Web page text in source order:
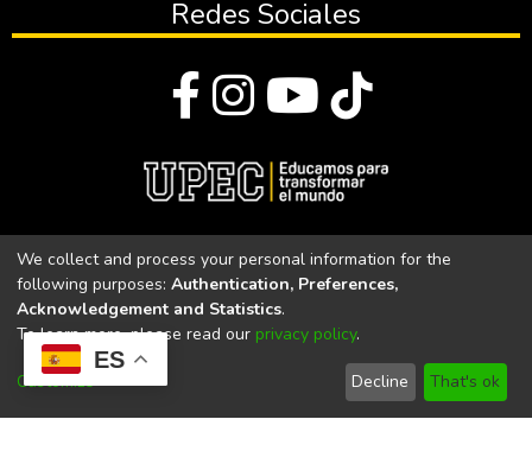
ES
Redes Sociales
Universidad Politécnica Estatal del Carchi
Universidad Politécnica Estatal del Carchi | Acreditada por el
CACES Resolución N°. 160-SE-33-CACES-2020
We collect and process your personal information for the
following purposes: Authentication, Preferences,
Acknowledgement and Statistics.
To learn more, please read our privacy policy.
Customize Decline That's ok